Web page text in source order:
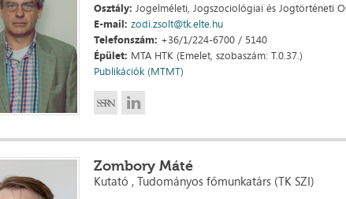
Osztály: Jogelméleti, Jogszociológiai és Jogtörténeti
E-mail: zodi.zsolt@tk.elte.hu
Telefonszám: +36/1/224-6700 / 5140
Épület: MTA HTK (Emelet, szobaszám: T.0.37.)
Publikációk (MTMT)
Zombory Máté
Kutató , Tudományos főmunkatárs (TK SZI)